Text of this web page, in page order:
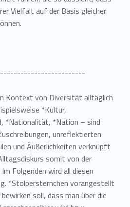
Vielfalt auf der Basis gleicher
Kontext von Diversität alltäglich
*Kultur,
*Nationalität, *Nation – sind
unreflektierten
und Äußerlichkeiten verknüpft
somit von der
Folgenden wird all diesen
*Stolpersternchen vorangestellt
soll, dass man über die